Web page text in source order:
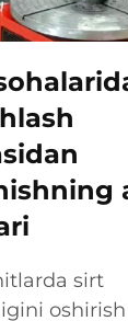
sirt
oshirish